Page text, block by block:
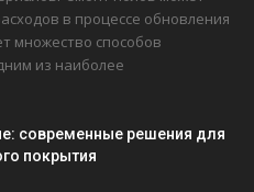
в процессе обновления
множество способов
из наиболее
современные решения для
покрытия